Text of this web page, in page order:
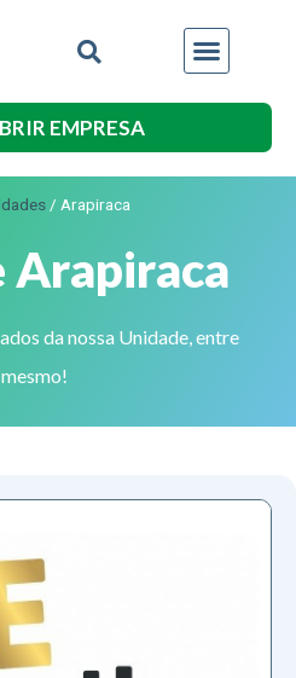
EMPRESA
/ Arapiraca
Arapiraca
da nossa Unidade, entre